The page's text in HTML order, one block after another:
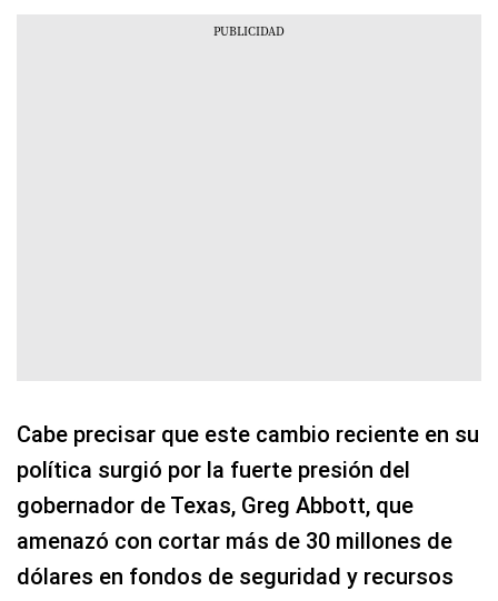
Cabe precisar que este cambio reciente en su
política surgió por la fuerte presión del
gobernador de Texas, Greg Abbott, que
amenazó con cortar más de 30 millones de
dólares en fondos de seguridad y recursos